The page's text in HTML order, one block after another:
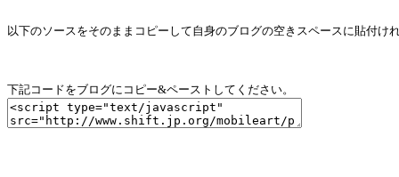
以下のソースをそのままコピーして自身のブログの空きスペースに貼付け
下記コードをブログにコピー&ペーストしてください。